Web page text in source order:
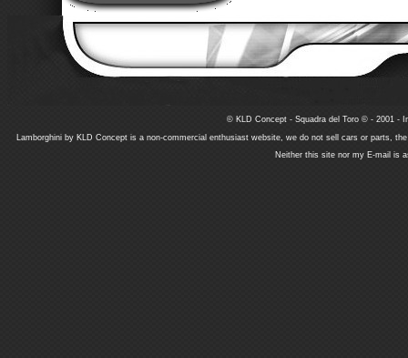
© KLD Concept - Squadra del Toro © - 2001 -
Lamborghini by KLD Concept is a non-commercial enthusiast website, we do not sell cars or parts,
Neither this site nor my E-mail is